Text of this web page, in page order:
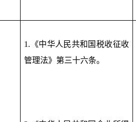
1.《中华人民共和国税收征收
管理法》第三十六条。